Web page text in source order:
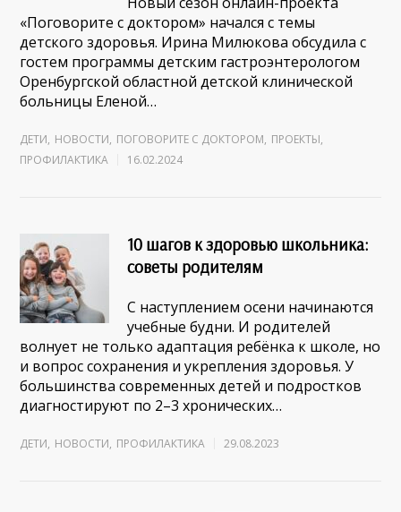
«Поговорите с доктором» начался с темы
детского здоровья. Ирина Милюкова обсудила с
гостем программы детским гастроэнтерологом
Оренбургской областной детской клинической
больницы Еленой…
ДЕТИ, НОВОСТИ, ПОГОВОРИТЕ С ДОКТОРОМ, ПРОЕКТЫ,
ПРОФИЛАКТИКА
16.02.2024
10 шагов к здоровью школьника:
советы родителям
С наступлением осени начинаются
учебные будни. И родителей
волнует не только адаптация ребёнка к школе, но
и вопрос сохранения и укрепления здоровья. У
большинства современных детей и подростков
диагностируют по 2–3 хронических…
ДЕТИ, НОВОСТИ, ПРОФИЛАКТИКА 29.08.2023